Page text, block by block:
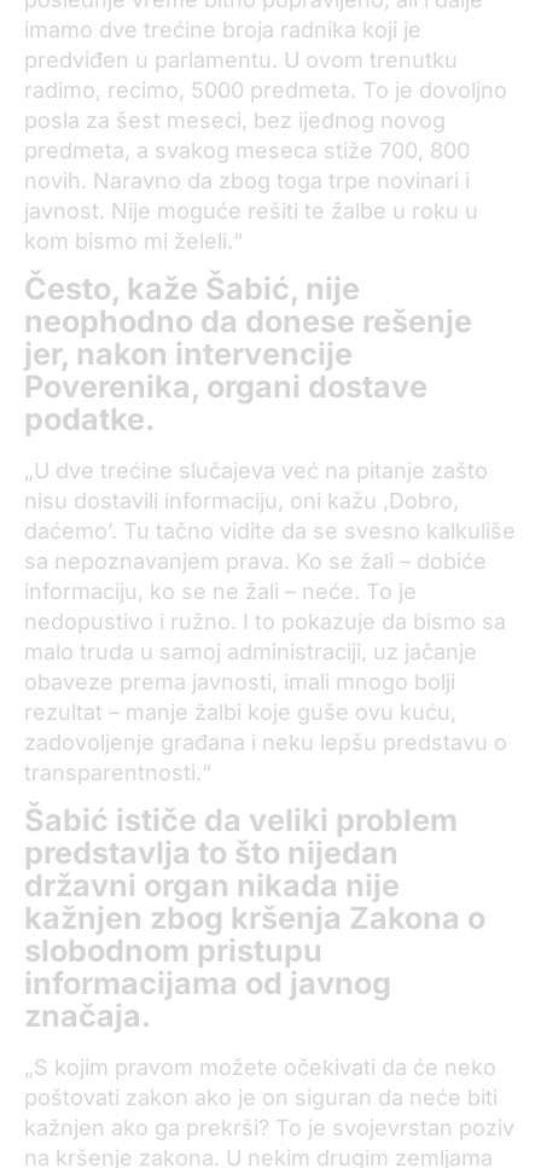
imamo dve trećine broja radnika koji je
predviđen u parlamentu. U ovom trenutku
radimo, recimo, 5000 predmeta. To je dovoljno
posla za šest meseci, bez ijednog novog
predmeta, a svakog meseca stiže 700, 800
novih. Naravno da zbog toga trpe novinari i
javnost. Nije moguće rešiti te žalbe u roku u
kom bismo mi želeli.“
Često, kaže Šabić, nije
neophodno da donese rešenje
jer, nakon intervencije
Poverenika, organi dostave
podatke.
„U dve trećine slučajeva već na pitanje zašto
nisu dostavili informaciju, oni kažu ,Dobro,
daćemo’. Tu tačno vidite da se svesno kalkuliše
sa nepoznavanjem prava. Ko se žali – dobiće
informaciju, ko se ne žali – neće. To je
nedopustivo i ružno. I to pokazuje da bismo sa
malo truda u samoj administraciji, uz jačanje
obaveze prema javnosti, imali mnogo bolji
rezultat – manje žalbi koje guše ovu kuću,
zadovoljenje građana i neku lepšu predstavu o
transparentnosti.“
Šabić ističe da veliki problem
predstavlja to što nijedan
državni organ nikada nije
kažnjen zbog kršenja Zakona o
slobodnom pristupu
informacijama od javnog
značaja.
„S kojim pravom možete očekivati da će neko
poštovati zakon ako je on siguran da neće biti
kažnjen ako ga prekrši? To je svojevrstan poziv
na kršenje zakona. U nekim drugim zemljama